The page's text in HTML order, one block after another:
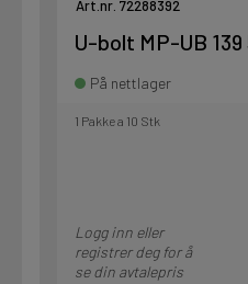
Art.nr. 72288392
U-bolt MP-UB 139
På nettlager
1 Pakke a 10 Stk
Logg inn eller
registrer deg for å
se din avtalepris